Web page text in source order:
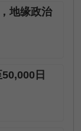
地缘政治
日